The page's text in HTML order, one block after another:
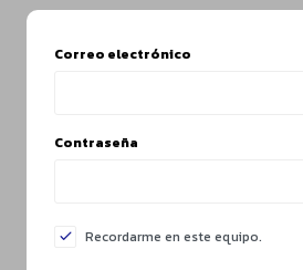
Correo electrónico
Contraseña
Recordarme en este equipo.
Accesorios